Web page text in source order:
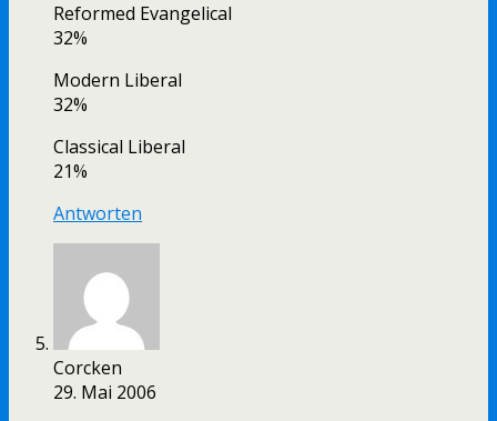
Reformed Evangelical
32%
Modern Liberal
32%
Classical Liberal
21%
Antworten
Corcken
29. Mai 2006